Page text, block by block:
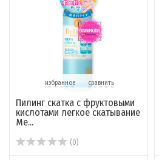
избранное сравнить
Пилинг скатка с фруктовыми
кислотами легкое скатывание
Me...
(0)